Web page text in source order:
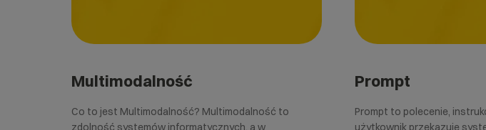
Multimodalność
Co to jest Multimodalność? Multimodalność to
Prompt
Prompt to polecenie,